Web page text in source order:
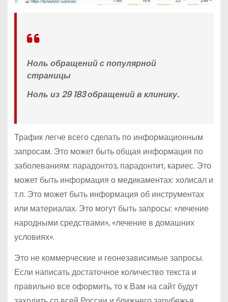
Ноль обращений с популярной
страницы
Ноль из 29 183 обращений в клинику.
Трафик легче всего сделать по информационным
запросам. Это может быть общая информация по
заболеваниям: парадонтоз, парадонтит, кариес. Это
может быть информация о медикаментах: холисал и
т.п. Это может быть информация об инструментах
или материалах. Это могут быть запросы: «лечение
народными средствами», «лечение в домашних
условиях».
Это не коммерческие и геонезависимые запросы.
Если написать достаточное количество текста и
правильно все оформить, то к Вам на сайт будут